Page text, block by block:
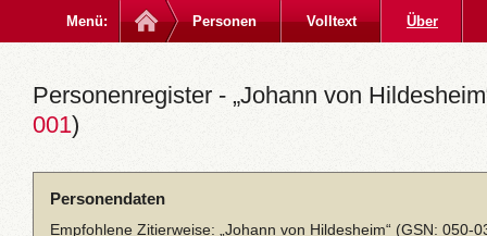
Menü: Personen Volltext Über
Personenregister - „Johann von
001)
Personendaten
Empfohlene Zitierweise: „Johann von Hildesheim“ (GSN: 050-